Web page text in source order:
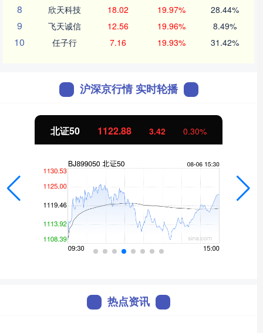
8 欣天科技 18.02 19.97% 28.44%
9 飞天诚信 12.56 19.96% 8.49%
10 任子行 7.16 19.93% 31.42%
沪深京行情 实时轮播
北证50 1122.88 3.42 0.30%
热点资讯